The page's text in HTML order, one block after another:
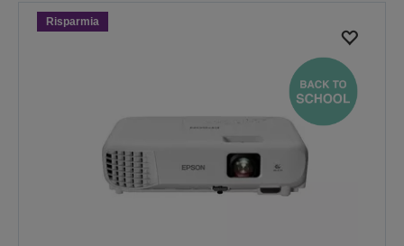
Risparmia